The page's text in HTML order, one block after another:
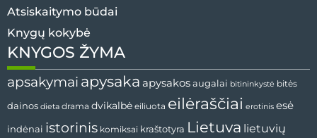
Atsiskaitymo būdai
Knygų kokybė
KNYGOS ŽYMA
apsakymai apysaka apysakos augalai bitininkystė bitės
dainos dieta drama dvikalbė eiliuota eilėraščiai erotinis esė
indėnai istorinis komiksai kraštotyra Lietuva lietuvių